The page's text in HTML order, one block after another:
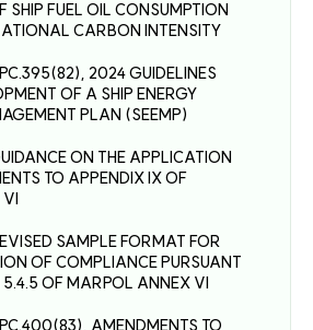
SHIP FUEL OIL CONSUMPTION
CARBON INTENSITY
2024 GUIDELINES
OF A SHIP ENERGY
PLAN (SEEMP)
ON THE APPLICATION
TO APPENDIX IX OF
SAMPLE FORMAT FOR
OF COMPLIANCE PURSUANT
OF MARPOL ANNEX VI
AMENDMENTS TO